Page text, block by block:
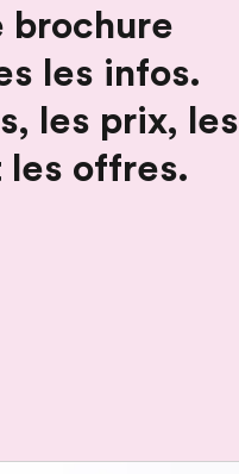
brochure
les infos.
les prix, les
les offres.